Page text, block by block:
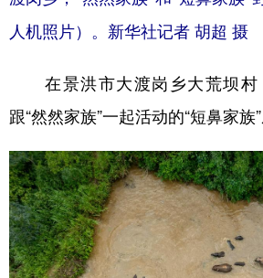
人机照片）。 新华社记者 胡超 摄
在景洪市大渡岗乡大荒坝村
跟“然然家族”一起活动的“短鼻家族”